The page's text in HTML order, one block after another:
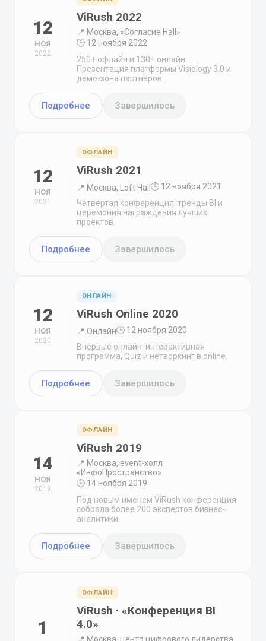
12
НОЯ
2022
ViRush 2022
📍 Москва, «Согласие Hall»
🕒 12 ноября 2022
250+ офлайн и 130+ онлайн.
Презентация платформы Visiology 3.0 и
демо-зона партнёров.
Подробнее Завершилось
12
НОЯ
2021
ОФЛАЙН
ViRush 2021
📍 Москва, Loft Hall 🕒 12 ноября 2021
Четвёртая конференция: тренды BI и
церемония награждения лучших
проектов.
Подробнее Завершилось
12
НОЯ
2020
ОНЛАЙН
ViRush Online 2020
📍 Онлайн🕒 12 ноября 2020
Впервые онлайн: интерактивная
программа, Quiz и нетворкинг в online.
Подробнее Завершилось
14
НОЯ
2019
ОФЛАЙН
ViRush 2019
📍 Москва, event-холл
«ИнфоПространство»
🕒 14 ноября 2019
Под новым именем ViRush конференция
собрала более 200 экспертов бизнес-
аналитики.
Подробнее Завершилось
1
ОФЛАЙН
ViRush · «Конференция BI
4.0»